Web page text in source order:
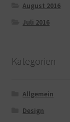
August 2016
Juli 2016
Kategorien
Allgemein
Design